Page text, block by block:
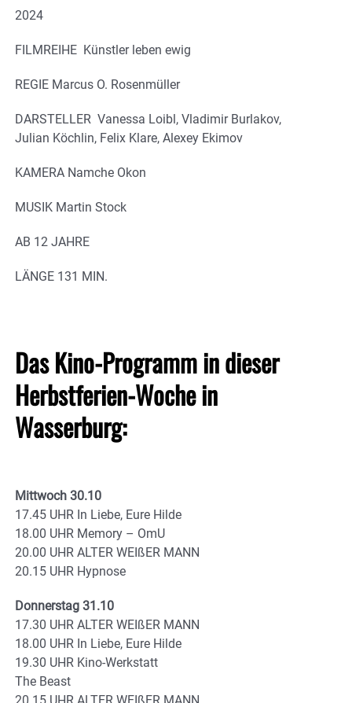
2024
FILMREIHE Künstler leben ewig
REGIE Marcus O. Rosenmüller
DARSTELLER Vanessa Loibl, Vladimir Burlakov,
Julian Köchlin, Felix Klare, Alexey Ekimov
KAMERA Namche Okon
MUSIK Martin Stock
AB 12 JAHRE
LÄNGE 131 MIN.
Das Kino-Programm in dieser
Herbstferien-Woche in
Wasserburg:
Mittwoch 30.10
17.45 UHR In Liebe, Eure Hilde
18.00 UHR Memory – OmU
20.00 UHR ALTER WEIßER MANN
20.15 UHR Hypnose
Donnerstag 31.10
17.30 UHR ALTER WEIßER MANN
18.00 UHR In Liebe, Eure Hilde
19.30 UHR Kino-Werkstatt
The Beast
20.15 UHR ALTER WEIßER MANN